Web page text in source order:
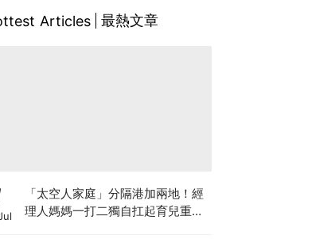
Articles 最熱文章
「太空人家庭」分隔港加兩地！經
理人媽媽一打二獨自扛起育兒重